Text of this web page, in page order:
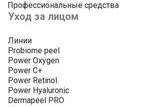
Профессиональные средства
Уход за лицом
Линии
Probiome peel
Power Oxygen
Power C+
Power Retinol
Power Hyaluronic
Dermapeel PRO